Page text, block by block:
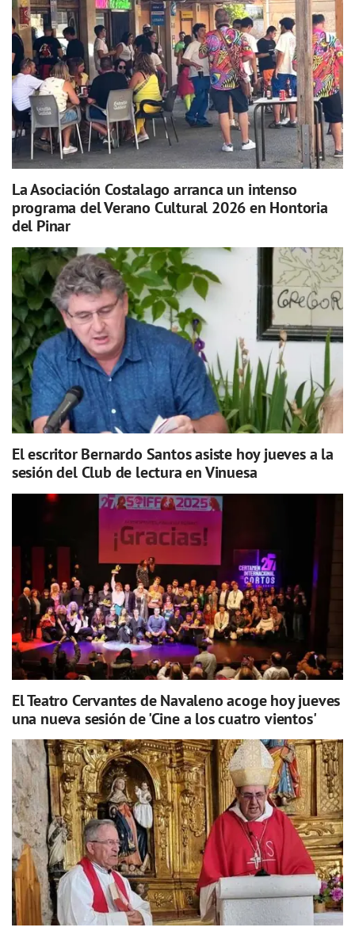
La Asociación Costalago arranca un intenso
programa del Verano Cultural 2026 en Hontoria
del Pinar
El escritor Bernardo Santos asiste hoy jueves a la
sesión del Club de lectura en Vinuesa
El Teatro Cervantes de Navaleno acoge hoy jueves
una nueva sesión de 'Cine a los cuatro vientos'